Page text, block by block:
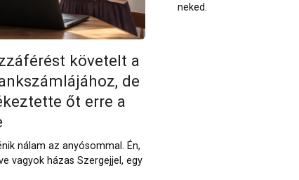
követelt a
de
őt erre a
nálam az anyósommal. Én,
vagyok házas Szergejjel, egy
neked.